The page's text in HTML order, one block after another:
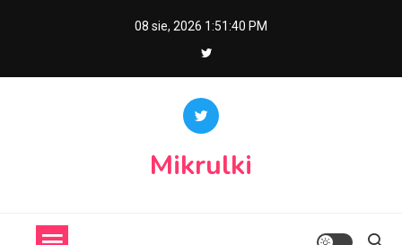
08 sie, 2026 1:51:42 PM
Mikrulki